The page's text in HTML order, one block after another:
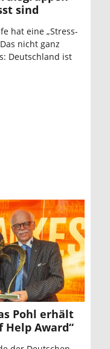
sind
hat eine „Stress-
nicht ganz
Deutschland ist
Pohl erhält
Help Award“